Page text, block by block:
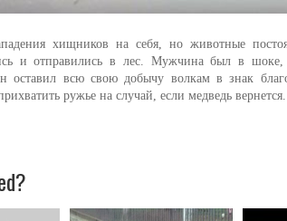
хищников на себя, но животные
и отправились в лес. Мужчина был в шоке,
оставил всю свою добычу волкам в знак
ружье на случай, если медведь вернется.